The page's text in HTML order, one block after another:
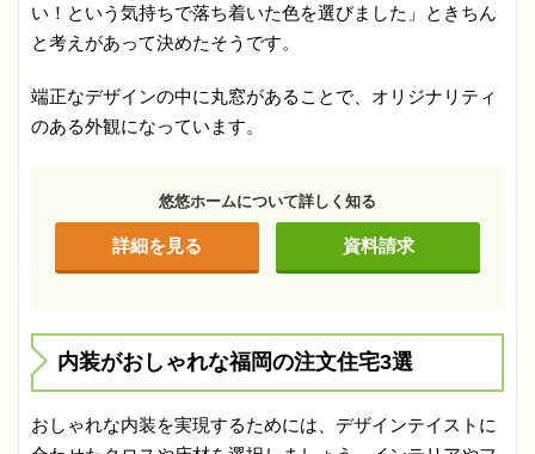
い！という気持ちで落ち着いた色を選びました」ときちん
と考えがあって決めたそうです。
端正なデザインの中に丸窓があることで、オリジナリティ
のある外観になっています。
悠悠ホームについて詳しく知る
詳細を見る 資料請求
内装がおしゃれな福岡の注文住宅3選
おしゃれな内装を実現するためには、デザインテイストに